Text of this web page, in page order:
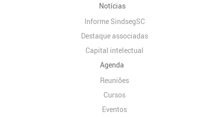
Notícias
Informe SindsegSC
Destaque associadas
Capital intelectual
Agenda
Reuniões
Cursos
Eventos